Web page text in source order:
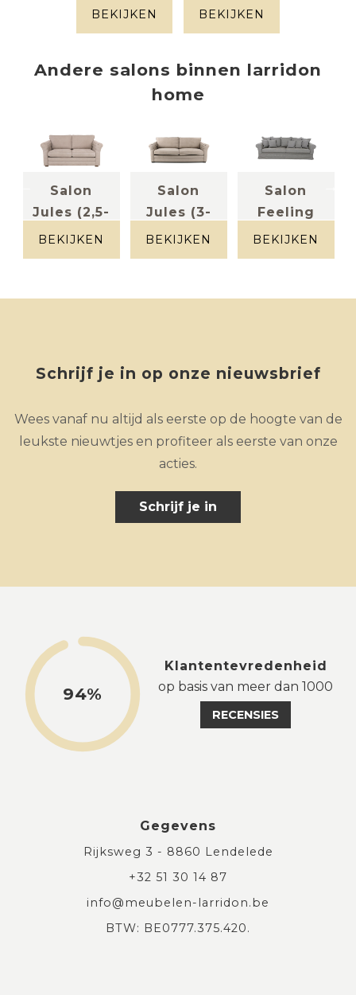
zit)
BEKIJKEN
zit)
BEKIJKEN
Andere salons binnen larridon
home
Salon
Jules (2,5-
zit)
BEKIJKEN
Salon
Jules (3-
zit)
BEKIJKEN
Salon
Feeling
(3,5-zit)
BEKIJKEN
Schrijf je in op onze nieuwsbrief
Wees vanaf nu altijd als eerste op de hoogte van de
leukste nieuwtjes en profiteer als eerste van onze
acties.
Schrijf je in
94%
Klantentevredenheid
op basis van meer dan 1000
RECENSIES
Gegevens
Rijksweg 3 - 8860 Lendelede
+32 51 30 14 87
info@meubelen-larridon.be
BTW: BE0777.375.420.